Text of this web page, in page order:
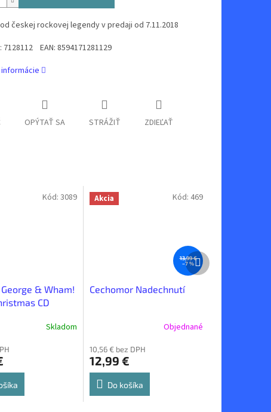
českej rockovej legendy v predaji od 7.11.2018
EAN: 8594171281129
OPÝTAŤ SA STRÁŽIŤ ZDIEĽAŤ
& Wham!
CD
Skladom
Kód:3089 Akcia
13,99 €
–7 %
Cechomor Nadechnutí
Objednané
10,56 € bez DPH
12,99 €
Do košíka
Kód: 469
Ďalší
produkt